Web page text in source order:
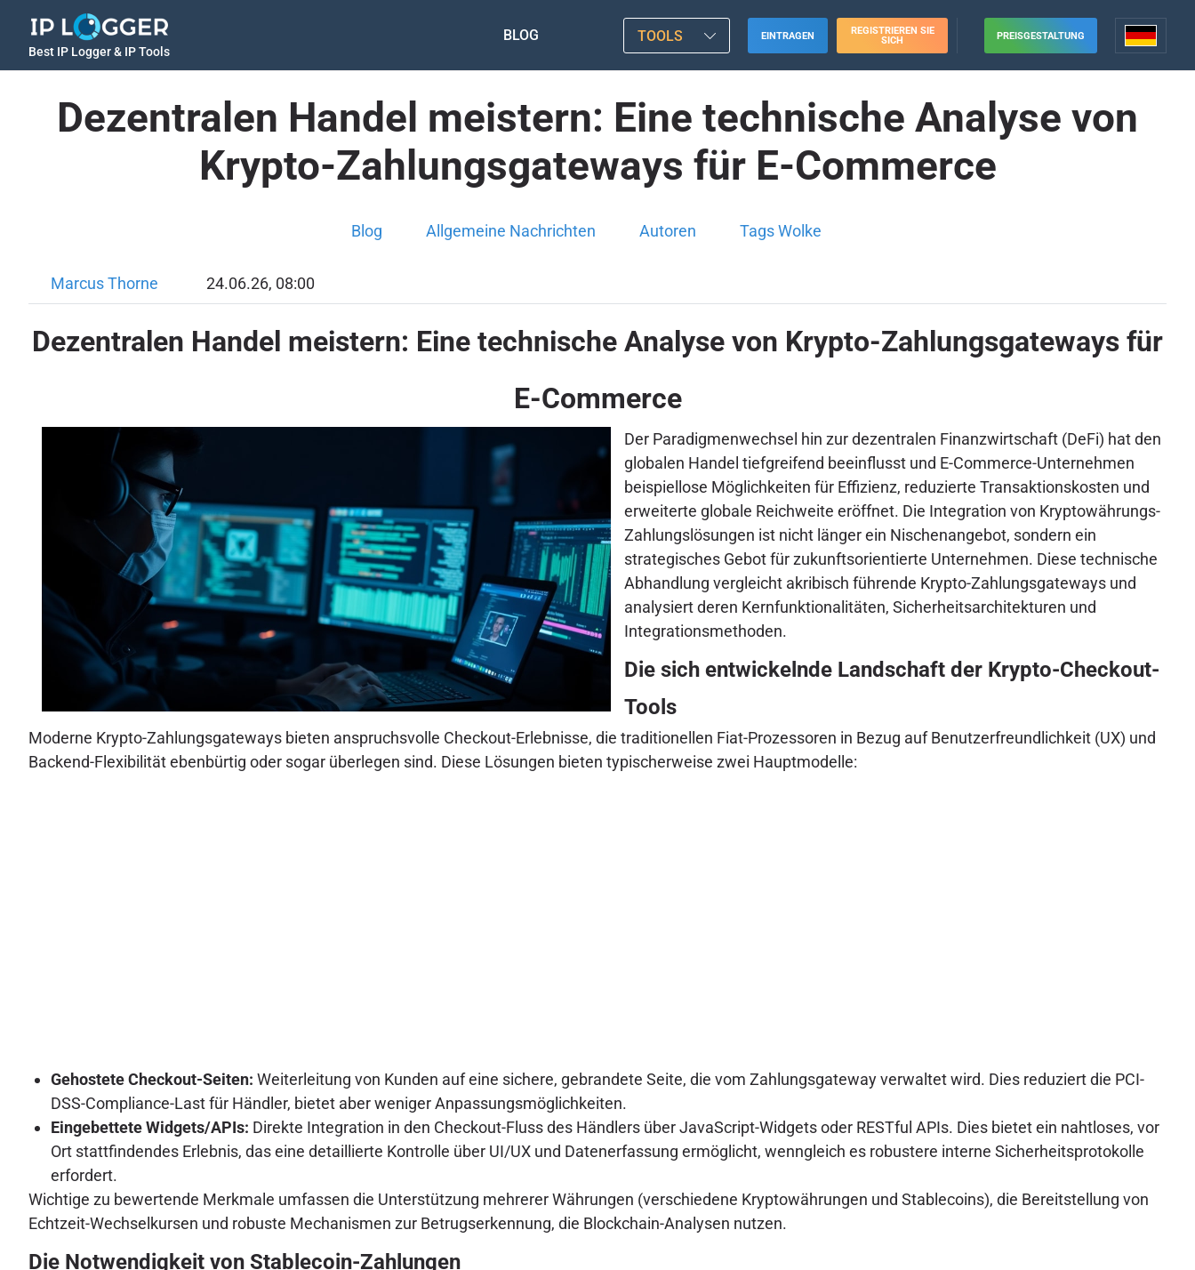
Best IP Logger & IP Tools
BLOG TOOLS EINTRAGEN
REGISTRIEREN SIE
SICH
PREISGESTALTUNG
Dezentralen Handel meistern: Eine technische Analyse von
Krypto-Zahlungsgateways für E-Commerce
Blog Allgemeine Nachrichten Autoren Tags Wolke
Marcus Thorne 24.06.26, 08:00
Dezentralen Handel meistern: Eine technische Analyse von Krypto-Zahlungsgateways für
E-Commerce
Der Paradigmenwechsel hin zur dezentralen Finanzwirtschaft (DeFi) hat den
globalen Handel tiefgreifend beeinflusst und E-Commerce-Unternehmen
beispiellose Möglichkeiten für Effizienz, reduzierte Transaktionskosten und
erweiterte globale Reichweite eröffnet. Die Integration von Kryptowährungs-
Zahlungslösungen ist nicht länger ein Nischenangebot, sondern ein
strategisches Gebot für zukunftsorientierte Unternehmen. Diese technische
Abhandlung vergleicht akribisch führende Krypto-Zahlungsgateways und
analysiert deren Kernfunktionalitäten, Sicherheitsarchitekturen und
Integrationsmethoden.
Die sich entwickelnde Landschaft der Krypto-Checkout-
Tools
Moderne Krypto-Zahlungsgateways bieten anspruchsvolle Checkout-Erlebnisse, die traditionellen Fiat-Prozessoren in Bezug auf Benutzerfreundlichkeit (UX) und
Backend-Flexibilität ebenbürtig oder sogar überlegen sind. Diese Lösungen bieten typischerweise zwei Hauptmodelle:
Gehostete Checkout-Seiten: Weiterleitung von Kunden auf eine sichere, gebrandete Seite, die vom Zahlungsgateway verwaltet wird. Dies reduziert die PCI-
DSS-Compliance-Last für Händler, bietet aber weniger Anpassungsmöglichkeiten.
Eingebettete Widgets/APIs: Direkte Integration in den Checkout-Fluss des Händlers über JavaScript-Widgets oder RESTful APIs. Dies bietet ein nahtloses, vor
Ort stattfindendes Erlebnis, das eine detaillierte Kontrolle über UI/UX und Datenerfassung ermöglicht, wenngleich es robustere interne Sicherheitsprotokolle
erfordert.
Wichtige zu bewertende Merkmale umfassen die Unterstützung mehrerer Währungen (verschiedene Kryptowährungen und Stablecoins), die Bereitstellung von
Echtzeit-Wechselkursen und robuste Mechanismen zur Betrugserkennung, die Blockchain-Analysen nutzen.
Die Notwendigkeit von Stablecoin-Zahlungen